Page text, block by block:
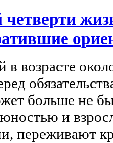
четверти
возрасте
больше не
и
переживают